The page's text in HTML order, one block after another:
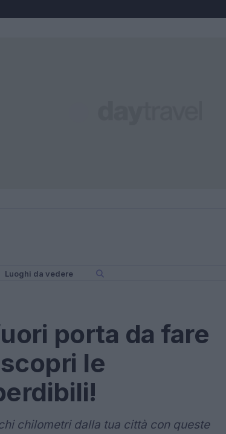
Luoghi da vedere
porta da fare
le
chilometri dalla tua città con queste